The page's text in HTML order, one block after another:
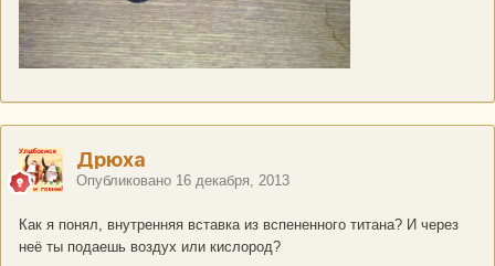
Дрюха
Опубликовано 16 декабря, 2013
Как я понял, внутренняя вставка из вспененного титана? И через
неё ты подаешь воздух или кислород?